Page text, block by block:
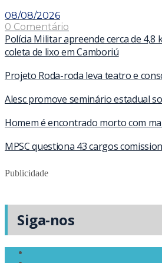
08/08/2026
0 Comentário
Polícia Militar apreende cerca de 4,8
coleta de lixo em Camboriú
Projeto Roda-roda leva teatro e
Alesc promove seminário estadual
Homem é encontrado morto com
MPSC questiona 43 cargos
Publicidade
Siga-nos